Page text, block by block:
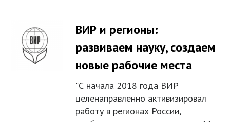
ВИР и регионы:
развиваем науку, создаем
новые рабочие места
"С начала 2018 года ВИР
целенаправленно активизировал
работу в регионах России,